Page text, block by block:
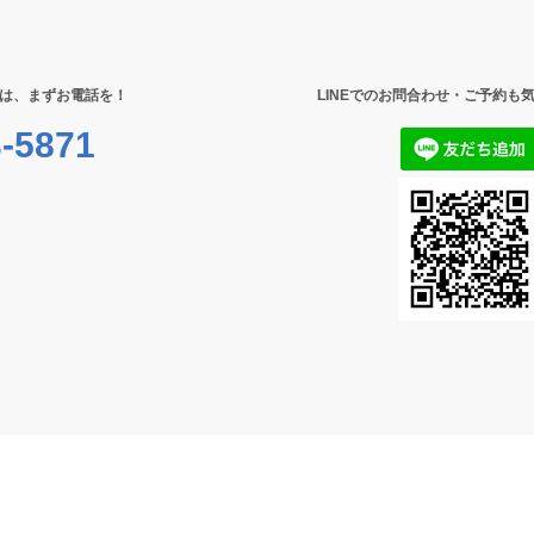
、まずお電話を！
5871
LINEでのお問合わせ・ご予約も